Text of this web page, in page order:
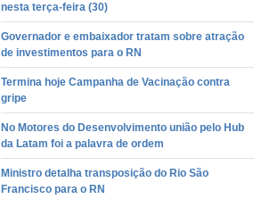
nesta terça-feira (30)
Governador e embaixador tratam sobre atração
de investimentos para o RN
Termina hoje Campanha de Vacinação contra
gripe
No Motores do Desenvolvimento união pelo Hub
da Latam foi a palavra de ordem
Ministro detalha transposição do Rio São
Francisco para o RN